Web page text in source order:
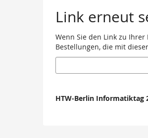
Link erneut
Wenn Sie den Link zu
Bestellungen, die mit
E-
Mail
HTW-Berlin Informatiktag